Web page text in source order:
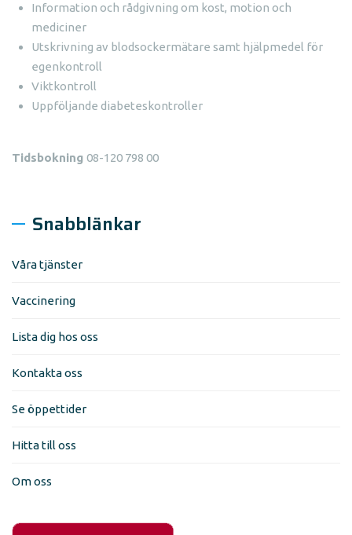
Information och rådgivning om kost, motion och
mediciner
Utskrivning av blodsockermätare samt hjälpmedel för
egenkontroll
Viktkontroll
Uppföljande diabeteskontroller
Tidsbokning 08-120 798 00
Snabblänkar
Våra tjänster
Vaccinering
Lista dig hos oss
Kontakta oss
Se öppettider
Hitta till oss
Om oss